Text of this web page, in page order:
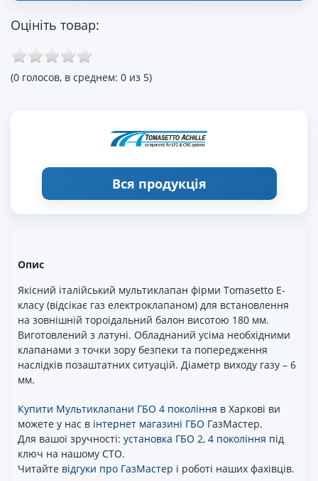
Оцініть товар:
(0 голосов, в среднем: 0 из 5)
Вся продукція
Опис
Якісний італійський мультиклапан фірми Tomasetto E-
класу (відсікає газ електроклапаном) для встановлення
на зовнішній тороідальний балон висотою 180 мм.
Виготовлений з латуні. Обладнаний усіма необхідними
клапанами з точки зору безпеки та попередження
наслідків позаштатних ситуацій. Діаметр виходу газу – 6
мм.
Купити Мультиклапани ГБО 4 покоління в Харкові ви
можете у нас в інтернет магазині ГБО ГазМастер.
Для вашої зручності: установка ГБО 2, 4 покоління під
ключ на нашому СТО.
Читайте відгуки про ГазМастер і роботі наших фахівців.